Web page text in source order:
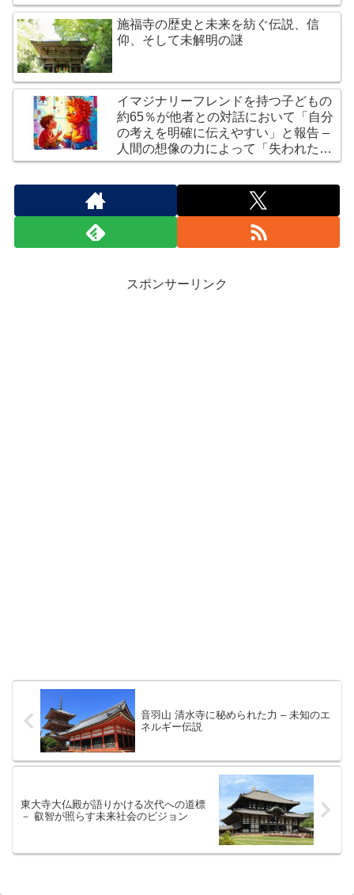
施福寺の歴史と未来を紡ぐ伝説、信
仰、そして未解明の謎
イマジナリーフレンドを持つ子どもの
約65％が他者との対話において「自分
の考えを明確に伝えやすい」と報告 –
人間の想像の力によって「失われた文
明」は創られた
スポンサーリンク
音羽山 清水寺に秘められた力 – 未知のエ
ネルギー伝説
東大寺大仏殿が語りかける次代への道標
－ 叡智が照らす未来社会のビジョン